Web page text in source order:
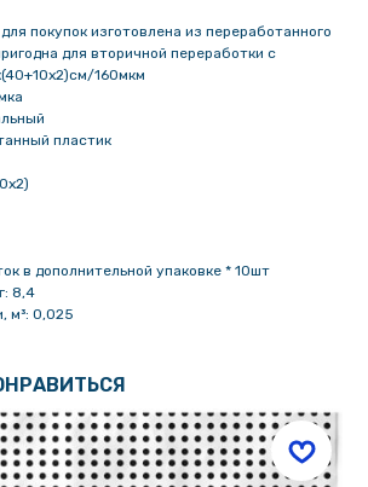
покупок изготовлена из переработанного
для вторичной переработки с
160мкм
пластик
в дополнительной упаковке * 10шт
8,4
м³: 0,025